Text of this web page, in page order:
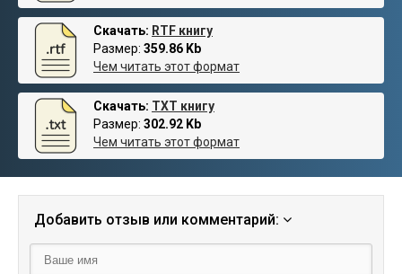
Скачать: RTF книгу
Размер: 359.86 Kb
Чем читать этот формат
Скачать: TXT книгу
Размер: 302.92 Kb
Чем читать этот формат
Добавить отзыв или комментарий: